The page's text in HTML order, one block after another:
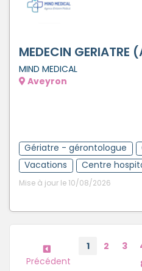
MEDECIN GERIATRE
MIND MEDICAL
Aveyron
Gériatre - gérontologue
Vacations
Centre
Mise à jour le 10/08/2026
Précédent
1 2 3